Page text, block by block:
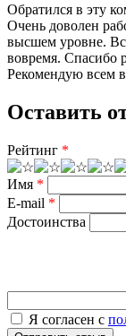
Обратился в эту
Очень доволен
высшем уровне.
вовремя. Спасибо
Рекомендую всем
Оставить
Рейтинг *
Имя *
E-mail *
Достоинства
Я согласен с